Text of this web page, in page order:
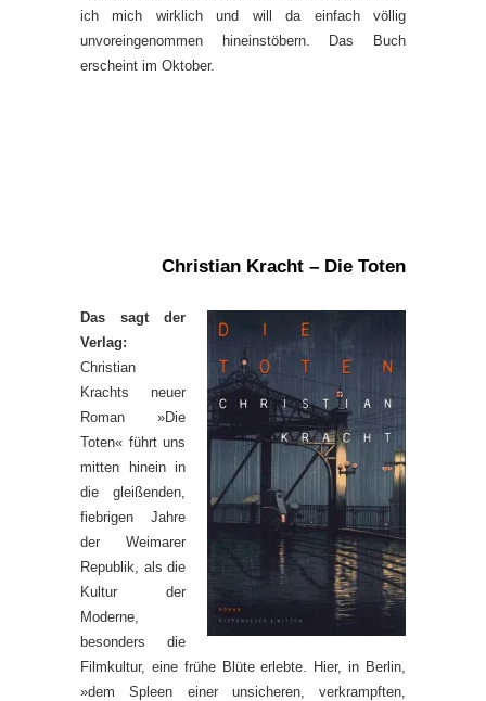
ich mich wirklich und will da einfach völlig
unvoreingenommen hineinstöbern. Das Buch
erscheint im Oktober.
Christian Kracht – Die Toten
Das sagt der
Verlag:
Christian
Krachts neuer
Roman »Die
Toten« führt uns
mitten hinein in
die gleißenden,
fiebrigen Jahre
der Weimarer
Republik, als die
Kultur der
Moderne,
besonders die
Filmkultur, eine frühe Blüte erlebte. Hier, in Berlin,
»dem Spleen einer unsicheren, verkrampften,